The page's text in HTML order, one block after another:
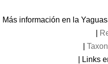
Más información en la
| Links